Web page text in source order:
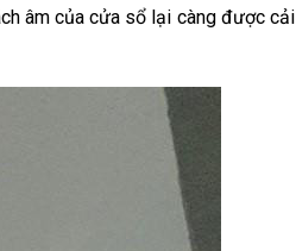
âm của cửa sổ lại càng được cải